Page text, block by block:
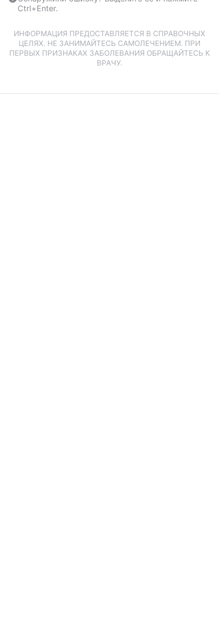
Ctrl+Enter.
ИНФОРМАЦИЯ ПРЕДОСТАВЛЯЕТСЯ В СПРАВОЧНЫХ
ЦЕЛЯХ. НЕ ЗАНИМАЙТЕСЬ САМОЛЕЧЕНИЕМ. ПРИ
ПЕРВЫХ ПРИЗНАКАХ ЗАБОЛЕВАНИЯ ОБРАЩАЙТЕСЬ К
ВРАЧУ.